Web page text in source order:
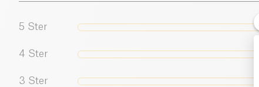
5 Ster
4 Ster
3 Ster